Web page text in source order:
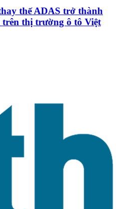
thế ADAS trở thành
thị trường ô tô Việt